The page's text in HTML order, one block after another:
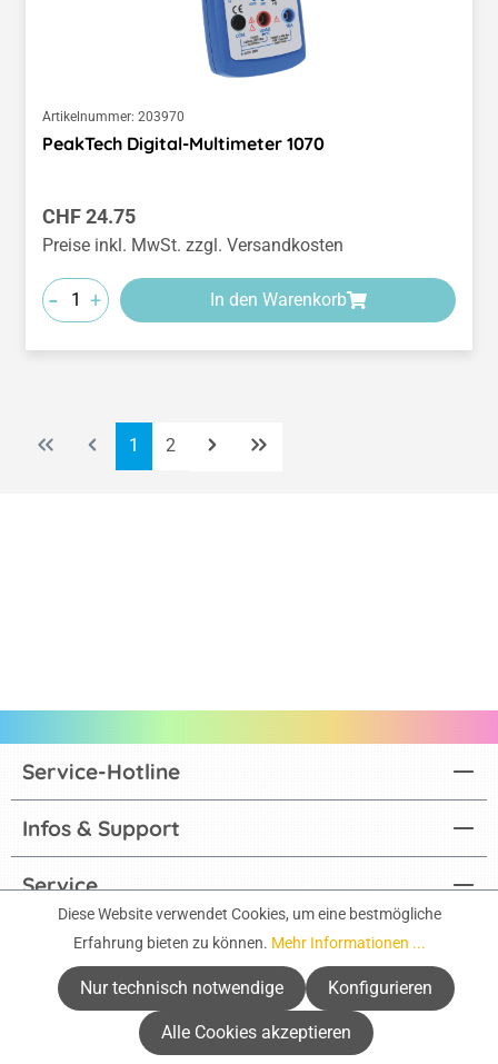
Artikelnummer: 203970
PeakTech Digital-Multimeter 1070
Regulärer Preis:
CHF 24.75
Preise inkl. MwSt. zzgl. Versandkosten
- + In den Warenkorb
Seite
1 Seite
2
Aktuelle Kataloge
Service-Hotline
Infos & Support
Service
Zahlungsarten
Diese Website verwendet Cookies, um eine bestmögliche
Erfahrung bieten zu können. Mehr Informationen ...
Nur technisch notwendige Konfigurieren
Alle Cookies akzeptieren